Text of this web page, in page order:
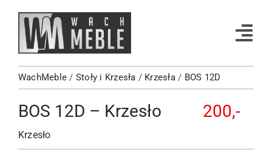
zawartości
Strona Główna
Katalog
WachMeble / Stoły i Krzesła / Krzesła/ BOS 12D
BOS 12D – Krzesło
Krzesło
200,-